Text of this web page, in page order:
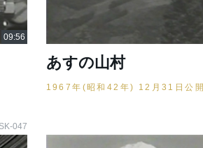
あすの山村
1967年(昭和42年) 12月31日公開
047